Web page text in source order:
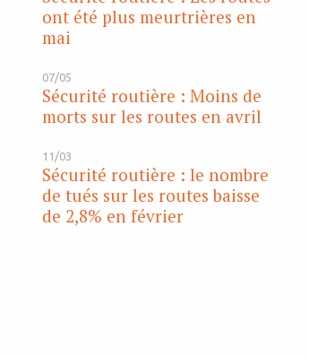
ont été plus meurtrières en
mai
07/05
Sécurité routière : Moins de
morts sur les routes en avril
11/03
Sécurité routière : le nombre
de tués sur les routes baisse
de 2,8% en février